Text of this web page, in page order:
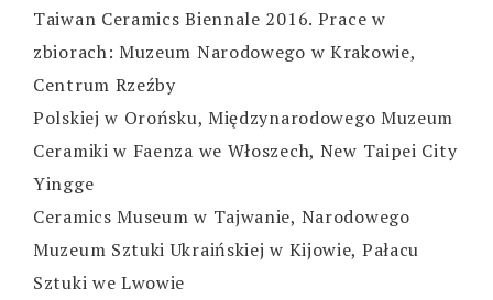
Taiwan Ceramics Biennale 2016. Prace w
zbiorach: Muzeum Narodowego w Krakowie,
Centrum Rzeźby
Polskiej w Orońsku, Międzynarodowego Muzeum
Ceramiki w Faenza we Włoszech, New Taipei City
Yingge
Ceramics Museum w Tajwanie, Narodowego
Muzeum Sztuki Ukraińskiej w Kijowie, Pałacu
Sztuki we Lwowie